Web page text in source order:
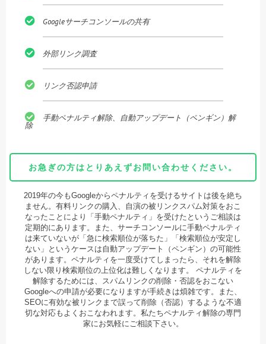
Googleサーチコンソールの共有
外部リンク調査
リンク否認申請
手動ペナルティ解除、自動アップデート（ペンギン）解
除
お急ぎの方はとりあえずお問い合わせください。
2019年の今もGoogleからペナルティを受けるサイトは後を絶ち
ません。有料リンクの購入、自演の被リンクスパム対策をおこ
なったことにより「手動ペナルティ」を受けたというご相談は
定期的にあります。また、サーチコンソールに手動ペナルティ
は来ていないが「急に検索順位が落ちた」「検索順位が安定し
ない」というケースは自動アップデート（ペンギン）の可能性
があります。ペナルティを一度受けてしまったら、それを解除
しない限り検索順位の上位化は難しくなります。 ペナルティを
解除するためには、スパムリンクの削除・否認をおこない
Googleへの申請が必要になりますが手続きは煩雑です。また、
SEOに有効な被リンクまで誤って削除（否認）するような不適
切な対応もよくおこなわれます。私たちペナルティ解除の専門
家にお気軽にご相談下さい。